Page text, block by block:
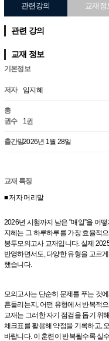
관련강의 교재정
관련 강의
교재 정보
기본정보
저자 임지혜
총
권수
1권
출간일2026년 1월 28일
교재 특징
■ 저자 머리말
2026년 시험까지 남은 "매일”을 어
지혜는 그 하루하루를 가장 효율적
봉투모의고사 교재입니다. 실제
반영하면서도, 다양한 유형을 고르
했습니다.
모의고사는 단순히 문제를 푸는 것
흔들리는지, 어떤 유형에서 반복적
교재는 그러한 자기 점검을 돕기 위
체크표를 활용해 약점을 기록하고,
바랍니다. 이 훈련이 반복될수록 실